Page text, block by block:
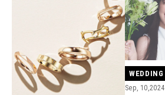
WEDDING
Sep, 10,2024